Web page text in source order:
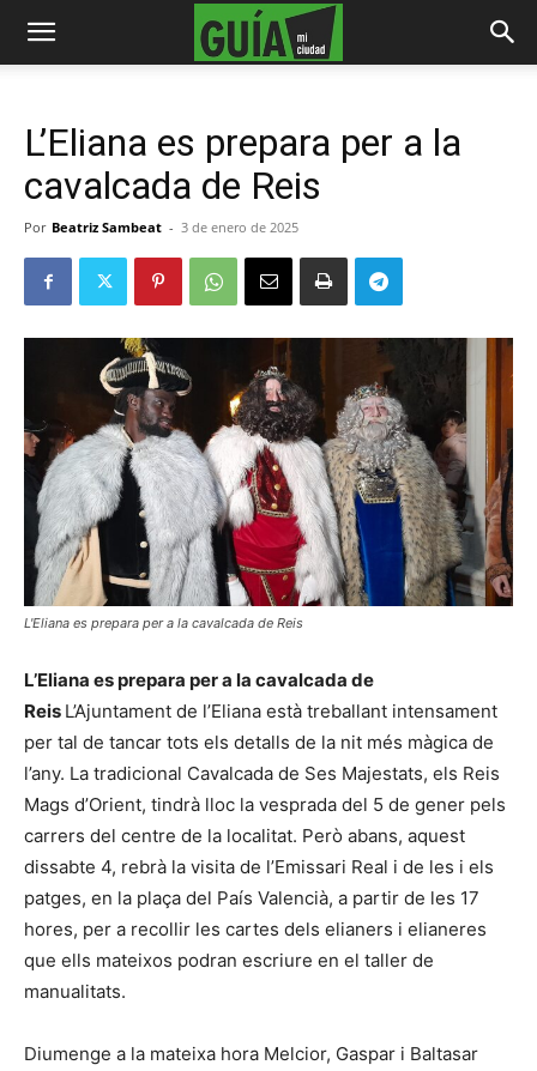
L’Eliana es prepara per a la
cavalcada de Reis
Por Beatriz Sambeat - 3 de enero de 2025
L'Eliana es prepara per a la cavalcada de Reis
L’Eliana es prepara per a la cavalcada de
Reis L’Ajuntament de l’Eliana està treballant intensament
per tal de tancar tots els detalls de la nit més màgica de
l’any. La tradicional Cavalcada de Ses Majestats, els Reis
Mags d’Orient, tindrà lloc la vesprada del 5 de gener pels
carrers del centre de la localitat. Però abans, aquest
dissabte 4, rebrà la visita de l’Emissari Real i de les i els
patges, en la plaça del País Valencià, a partir de les 17
hores, per a recollir les cartes dels elianers i elianeres
que ells mateixos podran escriure en el taller de
manualitats.
Diumenge a la mateixa hora Melcior, Gaspar i Baltasar